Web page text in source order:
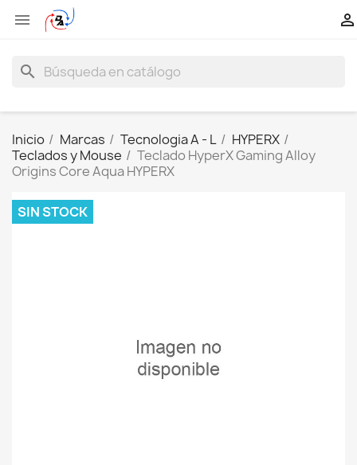
 
search
Inicio Marcas Tecnologia A - L
HYPERX
Teclados y Mouse
Teclado HyperX Gaming Alloy
Origins Core Aqua HYPERX
SIN STOCK